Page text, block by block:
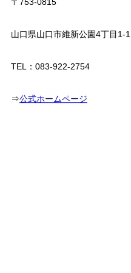
山口県山口市維新公園4丁目1-1
TEL：083-922-2754
⇒公式ホームページ